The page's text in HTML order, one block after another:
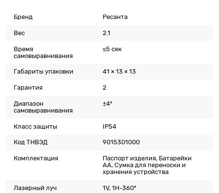
Бренд Ресанта
Вес 2.1
Время
самовыравнивания
≤5 сек
Габариты упаковки 41 × 13 × 13
Гарантия 2
Диапазон
самовыравнивания
±4º
Класс защиты IP54
Код ТНВЭД 9015301000
Комплектация
Паспорт изделия, Батарейки
АА, Сумка для переноски и
хранения устройства
Лазерный луч 1V, 1H-360º